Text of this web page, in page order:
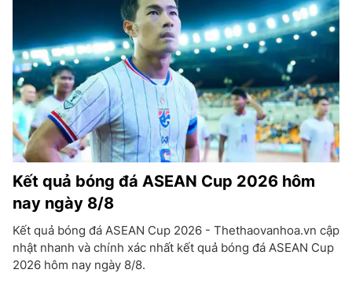
Kết quả bóng đá ASEAN Cup 2026 hôm
nay ngày 8/8
Kết quả bóng đá ASEAN Cup 2026 - Thethaovanhoa.vn cập
nhật nhanh và chính xác nhất kết quả bóng đá ASEAN Cup
2026 hôm nay ngày 8/8.